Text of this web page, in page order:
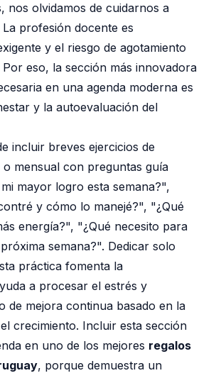
nos olvidamos de cuidarnos a
profesión docente es
y el riesgo de agotamiento
eso, la sección más innovadora
en una agenda moderna es
y la autoevaluación del
incluir breves ejercicios de
mensual con preguntas guía
mayor logro esta semana?",
y cómo lo manejé?", "¿Qué
energía?", "¿Qué necesito para
semana?". Dedicar solo
práctica fomenta la
a procesar el estrés y
de mejora continua basado en la
crecimiento. Incluir esta sección
en uno de los mejores regalos
, porque demuestra un